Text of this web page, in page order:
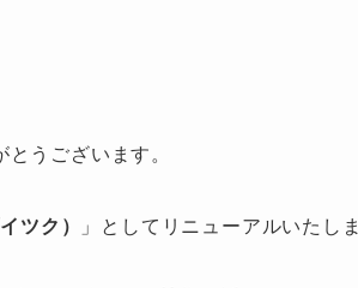
うございます。
ツク） 」としてリニューアルいたし